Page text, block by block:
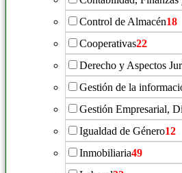
Control de Almacén18
Cooperativas22
Derecho y Aspectos
Gestión de la
Gestión Empresarial,
Igualdad de Género12
Inmobiliaria49